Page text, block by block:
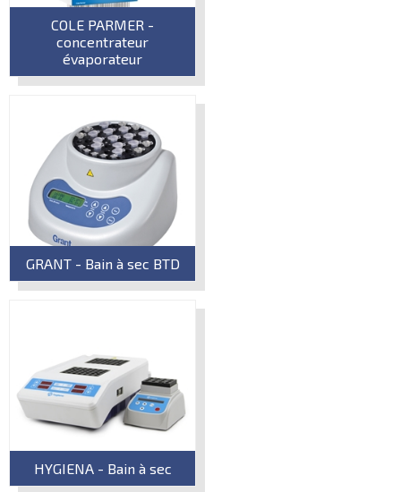
COLE PARMER -
concentrateur
évaporateur
GRANT - Bain à sec BTD
HYGIENA - Bain à sec